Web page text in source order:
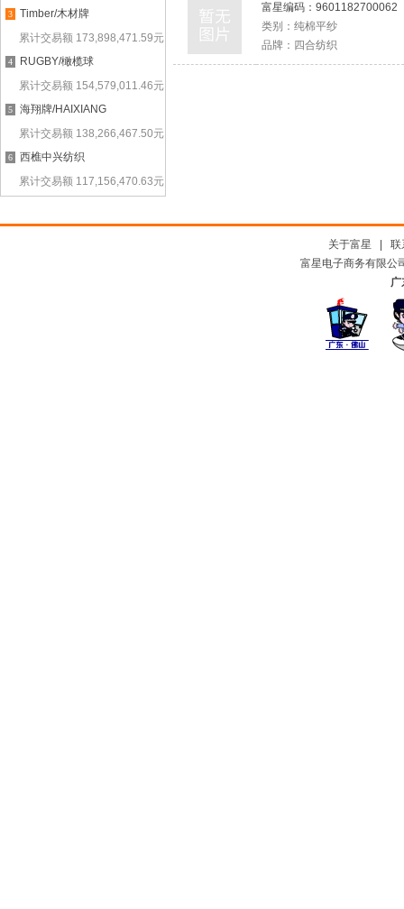
3
Timber/木材牌
累计交易额 173,898,471.59元
4
RUGBY/橄榄球
累计交易额 154,579,011.46元
5
海翔牌/HAIXIANG
累计交易额 138,266,467.50元
6
西樵中兴纺织
累计交易额 117,156,470.63元
富星编码： 9601182700062
类别： 纯棉平纱
品牌： 四合纺织
关于富星
联
富星电子商务有限公